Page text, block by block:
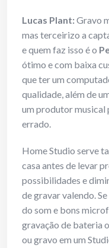
Lucas Plant:Gravo
mas terceirizo a
e quem faz isso é o
ótimo e com baixa
que ter um
qualidade, além de
um produtor musical
errado.
Home Studio serve
casa antes de levar
possibilidades e
de gravar valendo.
do som e bons
gravação de bateria
ou gravo em um